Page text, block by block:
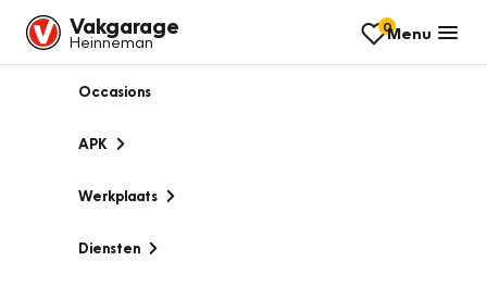
Vakgarage
Heinneman
0Menu
Occasions
APK
Werkplaats
Diensten